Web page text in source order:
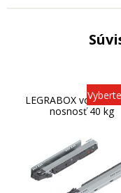
LEGRABOX vodiaca
nosnosť 40 kg